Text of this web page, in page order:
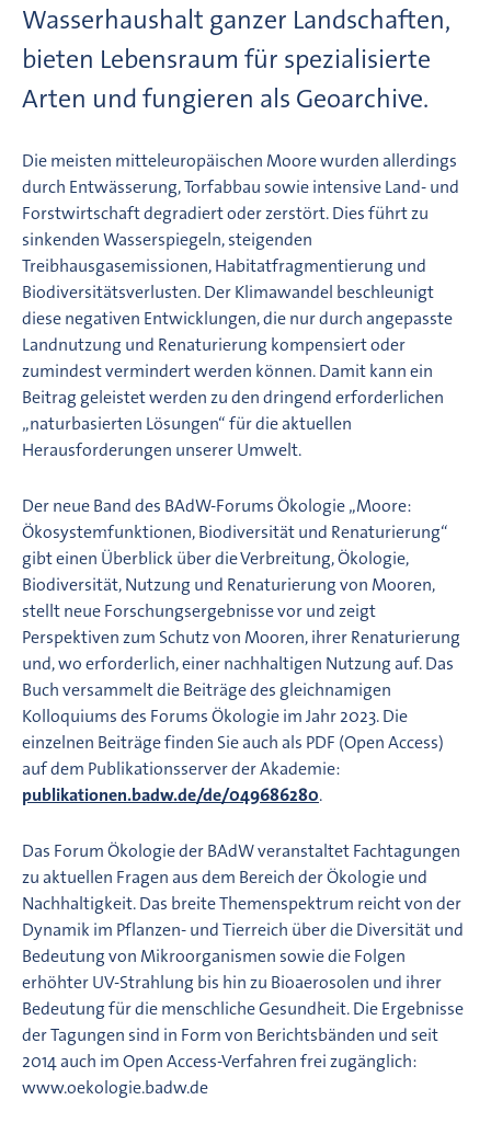
Wasserhaushalt ganzer Landschaften,
bieten Lebensraum für spezialisierte
Arten und fungieren als Geoarchive.
Die meisten mitteleuropäischen Moore wurden allerdings
durch Entwässerung, Torfabbau sowie intensive Land- und
Forstwirtschaft degradiert oder zerstört. Dies führt zu
sinkenden Wasserspiegeln, steigenden
Treibhausgasemissionen, Habitatfragmentierung und
Biodiversitätsverlusten. Der Klimawandel beschleunigt
diese negativen Entwicklungen, die nur durch angepasste
Landnutzung und Renaturierung kompensiert oder
zumindest vermindert werden können. Damit kann ein
Beitrag geleistet werden zu den dringend erforderlichen
„naturbasierten Lösungen“ für die aktuellen
Herausforderungen unserer Umwelt.
Der neue Band des BAdW-Forums Ökologie „Moore:
Ökosystemfunktionen, Biodiversität und Renaturierung“
gibt einen Überblick über die Verbreitung, Ökologie,
Biodiversität, Nutzung und Renaturierung von Mooren,
stellt neue Forschungsergebnisse vor und zeigt
Perspektiven zum Schutz von Mooren, ihrer Renaturierung
und, wo erforderlich, einer nachhaltigen Nutzung auf. Das
Buch versammelt die Beiträge des gleichnamigen
Kolloquiums des Forums Ökologie im Jahr 2023. Die
einzelnen Beiträge finden Sie auch als PDF (Open Access)
auf dem Publikationsserver der Akademie:
publikationen.badw.de/de/049686280.
Das Forum Ökologie der BAdW veranstaltet Fachtagungen
zu aktuellen Fragen aus dem Bereich der Ökologie und
Nachhaltigkeit. Das breite Themenspektrum reicht von der
Dynamik im Pflanzen- und Tierreich über die Diversität und
Bedeutung von Mikroorganismen sowie die Folgen
erhöhter UV-Strahlung bis hin zu Bioaerosolen und ihrer
Bedeutung für die menschliche Gesundheit. Die Ergebnisse
der Tagungen sind in Form von Berichtsbänden und seit
2014 auch im Open Access-Verfahren frei zugänglich:
www.oekologie.badw.de